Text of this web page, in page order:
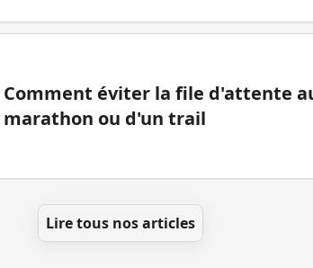
Comment éviter la file d'attente
marathon ou d'un trail
Lire tous nos articles